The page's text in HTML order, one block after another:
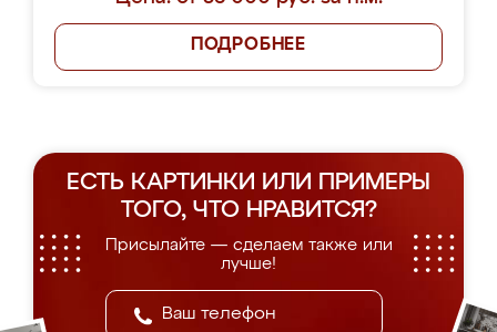
ПОДРОБНЕЕ
ЕСТЬ КАРТИНКИ ИЛИ ПРИМЕРЫ
ТОГО, ЧТО НРАВИТСЯ?
Присылайте — сделаем также или
лучше!